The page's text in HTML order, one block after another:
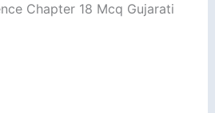
Chapter 18 Mcq Gujarati